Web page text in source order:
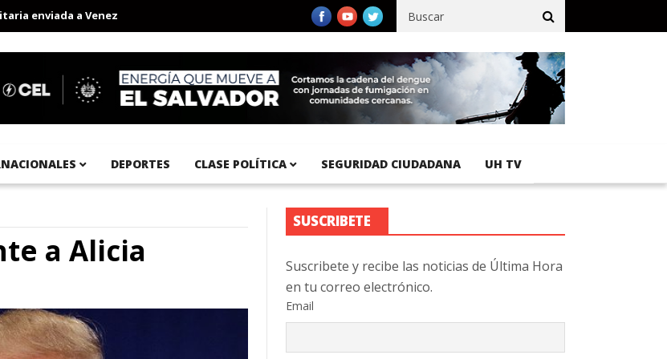
enviada a Venezuela Aeropuerto Internacional del Pacífico registra 92 % de avance en obras de terracería
DEPORTES CLASE POLÍTICA SEGURIDAD CIUDADANA UH TV
a Alicia
SUSCRIBETE
Suscribete y recibe las noticias de Última Hora
en tu correo electrónico.
Email